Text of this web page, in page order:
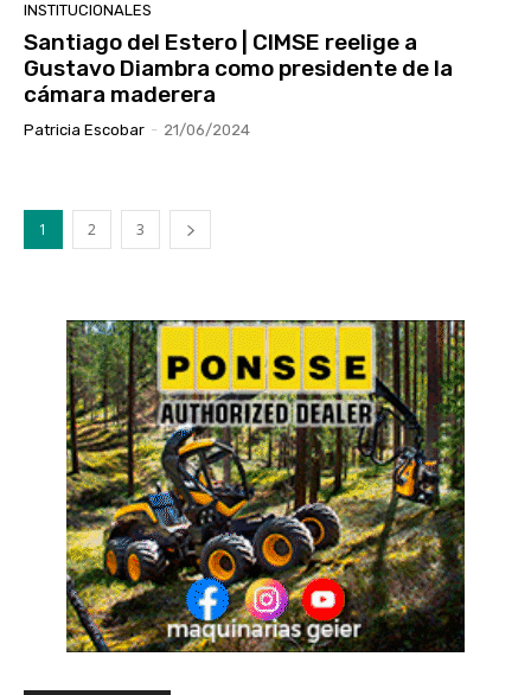
INSTITUCIONALES
Santiago del Estero | CIMSE reelige a
Gustavo Diambra como presidente de la
cámara maderera
Patricia Escobar - 21/06/2024
1 2 3